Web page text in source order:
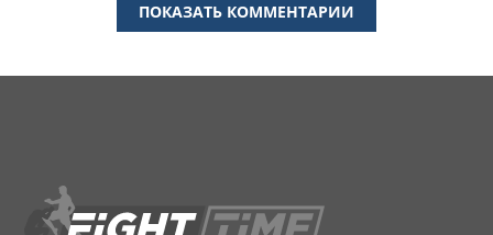
ПОКАЗАТЬ КОММЕНТАРИИ